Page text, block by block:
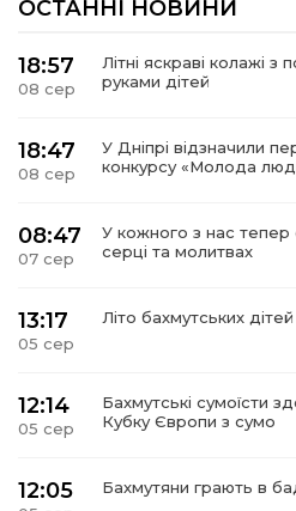
ОСТАННІ НОВИНИ
18:57
08 сер
Літні яскраві колажі з
руками дітей
18:47
08 сер
У Дніпрі відзначили
конкурсу «Молода
08:47
07 сер
У кожного з нас тепер
серці та молитвах
13:17
05 сер
Літо бахмутських дітей
12:14
05 сер
Бахмутські сумоїсти
Кубку Європи з сумо
12:05 Бахмутяни грають в